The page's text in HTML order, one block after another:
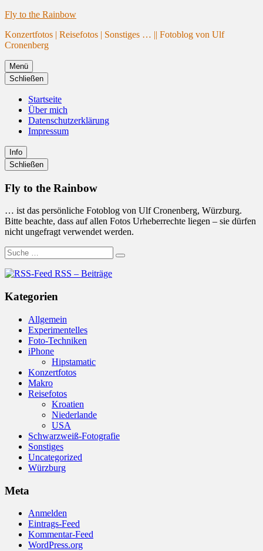
Website
geladen
Zum
springen
Fly to the Rainbow
Konzertfotos | Reisefotos | Sonstiges … || Fotoblog von Ulf
Cronenberg
Menü
Schließen
Startseite
Über mich
Datenschutzerklärung
Impressum
Info
Primäre
Seitenleiste
Schließen
Fly to the Rainbow
… ist das persönliche Fotoblog von Ulf Cronenberg, Würzburg.
Bitte beachte, dass auf allen Fotos Urheberrechte liegen – sie dürfen
nicht ungefragt verwendet werden.
Suche
nach:
Suchen
RSS – Beiträge
Kategorien
Allgemein
Experimentelles
Foto-Techniken
iPhone
Hipstamatic
Konzertfotos
Makro
Reisefotos
Kroatien
Niederlande
USA
Schwarzweiß-Fotografie
Sonstiges
Uncategorized
Würzburg
Meta
Anmelden
Eintrags-Feed
Kommentar-Feed
WordPress.org